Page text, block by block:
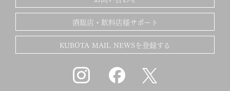
酒販店・飲料店様サポート
KUBOTA MAIL NEWSを登録する